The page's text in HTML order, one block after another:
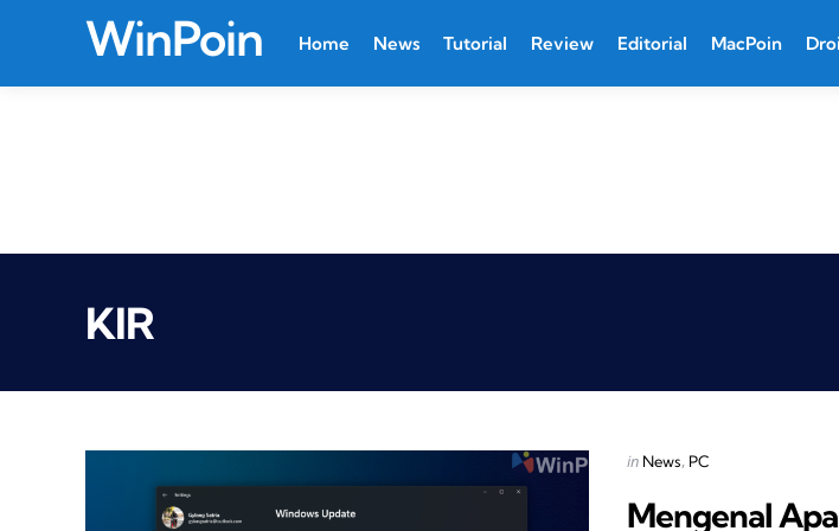
WinPoin Home News Tutorial Review Editorial MacPoin
KIR
Categories
Posted
in News PC
Mengenal